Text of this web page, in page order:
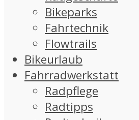
Bikeparks
Fahrtechnik
Flowtrails
Bikeurlaub
Fahrradwerkstatt
Radpflege
Radtipps